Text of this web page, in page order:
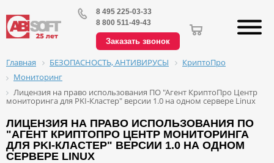
8 495 225-03-33
8 800 511-49-43
Заказать звонок
Главная БЕЗОПАСНОСТЬ, АНТИВИРУСЫ
КриптоПро
Мониторинг
Лицензия на право использования ПО "Агент КриптоПро Центр
мониторинга для PKI-Кластер" версии 1.0 на одном сервере Linux
ЛИЦЕНЗИЯ НА ПРАВО ИСПОЛЬЗОВАНИЯ ПО
"АГЕНТ КРИПТОПРО ЦЕНТР МОНИТОРИНГА
ДЛЯ PKI-КЛАСТЕР" ВЕРСИИ 1.0 НА ОДНОМ
СЕРВЕРЕ LINUX